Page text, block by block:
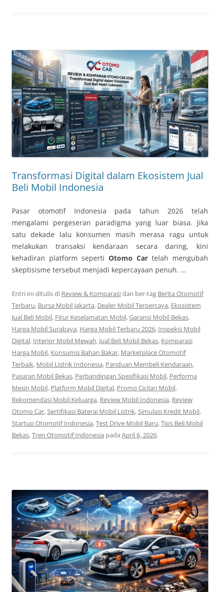
Transformasi Digital dalam Ekosistem Jual
Beli Mobil Indonesia
Pasar otomotif Indonesia pada tahun 2026 telah
mengalami pergeseran paradigma yang luar biasa. Jika
satu dekade lalu konsumen masih merasa ragu untuk
melakukan transaksi kendaraan secara daring, kini
kehadiran platform seperti Otomo Car telah mengubah
skeptisisme tersebut menjadi kepercayaan penuh. …
Entri ini ditulis di Review & Komparasidan ber-tag Berita Otomotif
Terbaru, Bursa Mobil Jakarta, Dealer Mobil Terpercaya, Ekosistem
Jual Beli Mobil, Fitur Keselamatan Mobil,Garansi Mobil Bekas,
Harga Mobil Surabaya, Harga Mobil Terbaru 2026, Inspeksi Mobil
Digital, Interior Mobil Mewah, Jual Beli Mobil Bekas, Komparasi
Harga Mobil, Konsumsi Bahan Bakar, Marketplace Otomotif
Terbaik, Mobil Listrik Indonesia, Panduan Membeli Kendaraan,
Pasaran Mobil Bekas, Perbandingan Spesifikasi Mobil, Performa
Mesin Mobil, Platform Mobil Digital, Promo Cicilan Mobil,
Rekomendasi Mobil Keluarga, Review Mobil Indonesia, Review
Otomo Car,Sertifikasi Baterai Mobil Listrik,Simulasi Kredit Mobil,
Startup Otomotif Indonesia,Test Drive Mobil Baru,Tips Beli Mobil
Bekas,Tren Otomotif Indonesia pada April 6, 2026.